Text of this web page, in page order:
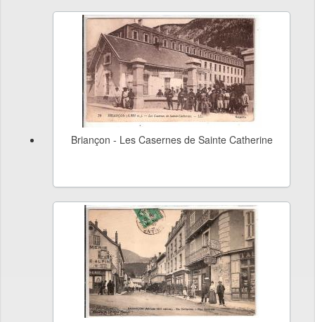
Briançon - Les Casernes de Sainte Catherine